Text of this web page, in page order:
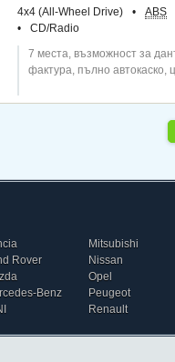
4x4 (All-Wheel Drive) •
ABS
•
CD/Radio
7 места, възможност за
фактура, пълно автокаско,
Rover
Benz
Mitsubishi
Nissan
Opel
Peugeot
Renault